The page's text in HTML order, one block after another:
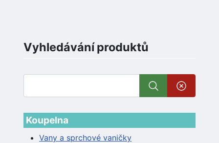
Vyhledávání produktů
Koupelna
Vany a sprchové vaničky